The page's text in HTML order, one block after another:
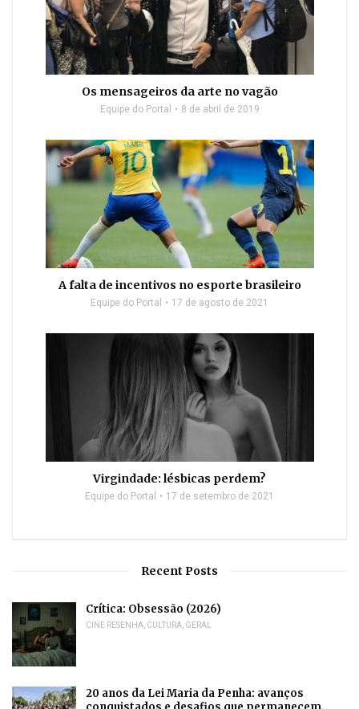
Os mensageiros da arte no vagão
Equipe do Portal 8 de abril de 2019
A falta de incentivos no esporte brasileiro
Equipe do Portal 17 de agosto de 2021
Virgindade: lésbicas perdem?
Equipe do Portal 17 de setembro de 2021
Recent Posts
Crítica: Obsessão (2026)
CINE RESENHA CULTURA GERAL
20 anos da Lei Maria da Penha: avanços